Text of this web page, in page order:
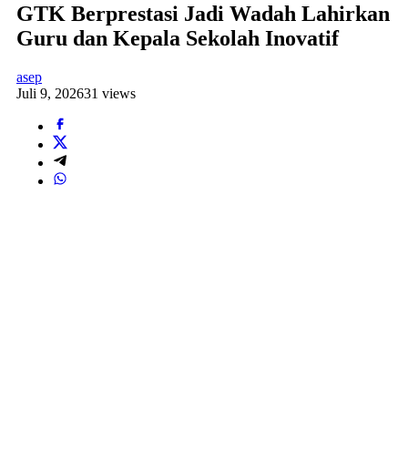
GTK Berprestasi Jadi Wadah Lahirkan
Guru dan Kepala Sekolah Inovatif
asep
Juli 9, 202631 views